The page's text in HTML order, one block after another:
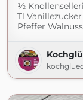
½
Tl
Pfeffer